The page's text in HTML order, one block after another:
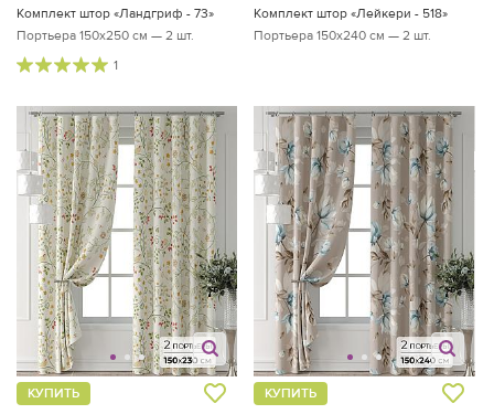
Комплект штор «Ландгриф - 73»
Портьера 150х250 см — 2 шт.
1
Комплект штор «Лейкери - 518»
Портьера 150х240 см — 2 шт.
КУПИТЬ КУПИТЬ